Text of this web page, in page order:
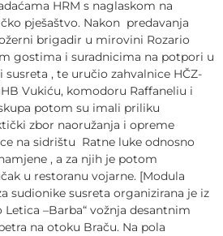
HRM s naglaskom na
pješaštvo. Nakon predavanja
brigadir u mirovini Rozario
gostima i suradnicima na potpori u
, te uručio zahvalnice HČZ-
Vukiću, komodoru Raffaneliu i
potom su imali priliku
zbor naoružanja i opreme
na sidrištu Ratne luke odnosno
, a za njih je potom
u restoranu vojarne. [Modula
sudionike susreta organizirana je iz
Letica –Barba“ vožnja desantnim
na otoku Braču. Na pola